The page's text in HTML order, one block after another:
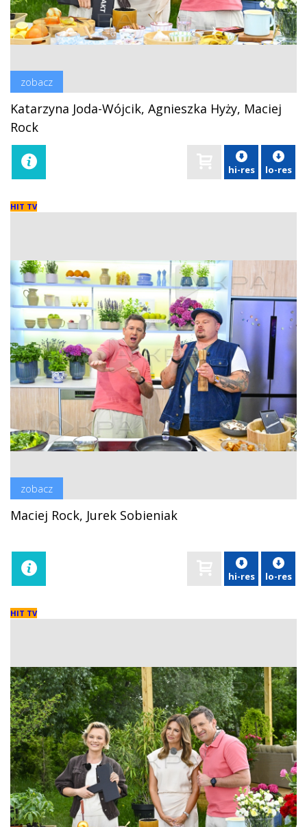
zobacz
Katarzyna Joda-Wójcik, Agnieszka Hyży, Maciej
Rock
hi-res lo-res
HIT TV
zobacz
Maciej Rock, Jurek Sobieniak
hi-res lo-res
HIT TV